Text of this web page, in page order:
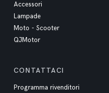
Accessori
Lampade
Moto - Scooter
QJMotor
CONTATTACI
Programma rivenditori